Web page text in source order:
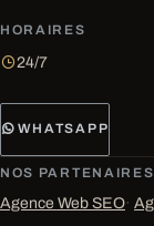
HORAIRES
24/7
WHATSAPP
NOS
Agence Web SEO·